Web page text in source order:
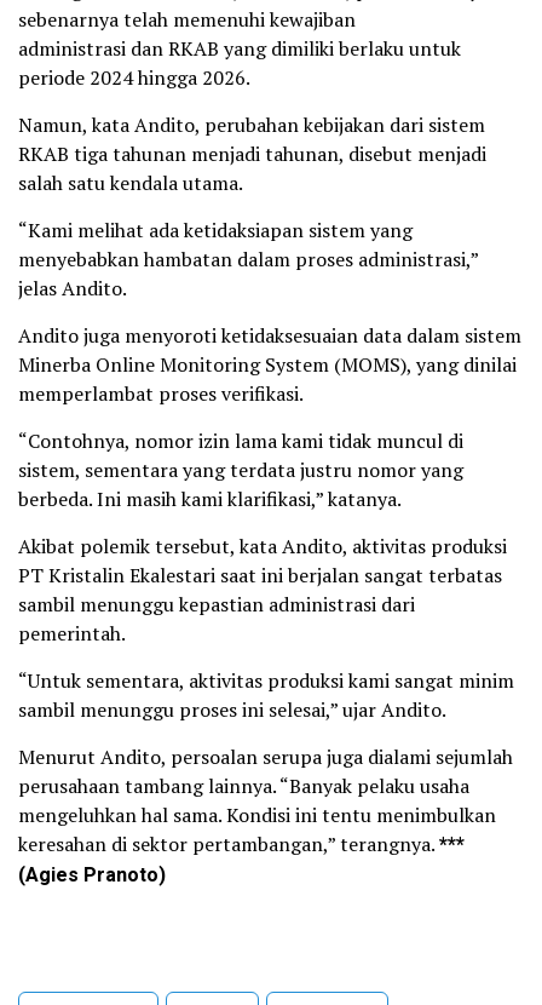
sebenarnya telah memenuhi kewajiban
administrasi dan RKAB yang dimiliki berlaku untuk
periode 2024 hingga 2026.
Namun, kata Andito, perubahan kebijakan dari sistem
RKAB tiga tahunan menjadi tahunan, disebut menjadi
salah satu kendala utama.
“Kami melihat ada ketidaksiapan sistem yang
menyebabkan hambatan dalam proses administrasi,”
jelas Andito.
Andito juga menyoroti ketidaksesuaian data dalam sistem
Minerba Online Monitoring System (MOMS), yang dinilai
memperlambat proses verifikasi.
“Contohnya, nomor izin lama kami tidak muncul di
sistem, sementara yang terdata justru nomor yang
berbeda. Ini masih kami klarifikasi,” katanya.
Akibat polemik tersebut, kata Andito, aktivitas produksi
PT Kristalin Ekalestari saat ini berjalan sangat terbatas
sambil menunggu kepastian administrasi dari
pemerintah.
“Untuk sementara, aktivitas produksi kami sangat minim
sambil menunggu proses ini selesai,” ujar Andito.
Menurut Andito, persoalan serupa juga dialami sejumlah
perusahaan tambang lainnya. “Banyak pelaku usaha
mengeluhkan hal sama. Kondisi ini tentu menimbulkan
keresahan di sektor pertambangan,” terangnya.***
(Agies Pranoto)